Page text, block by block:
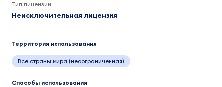
Тип лицензии
Неисключительная лицензия
Территория использования
Все страны мира (неоограниченная)
Способы использования